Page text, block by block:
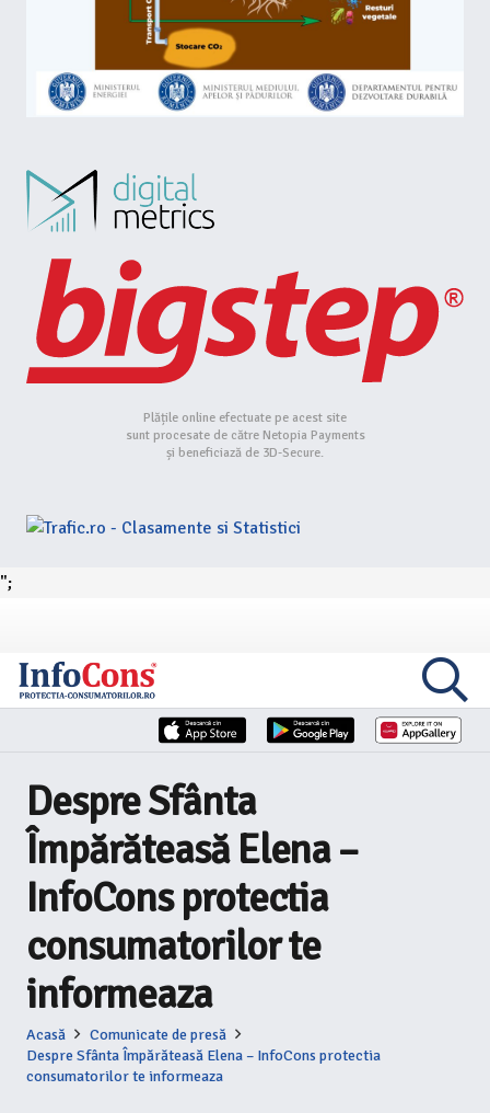
Plățile online efectuate pe acest site
sunt procesate de către Netopia Payments
și beneficiază de 3D-Secure.
";
Despre Sfânta
Împărăteasă Elena –
InfoCons protectia
consumatorilor te
informeaza
Acasă
Comunicate de presă
Despre Sfânta Împărăteasă Elena – InfoCons protectia
consumatorilor te informeaza